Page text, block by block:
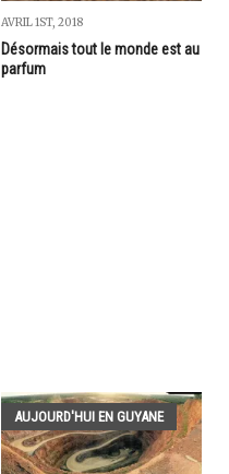
AVRIL 1ST, 2018
Désormais tout le monde est au
parfum
AUJOURD'HUI EN GUYANE